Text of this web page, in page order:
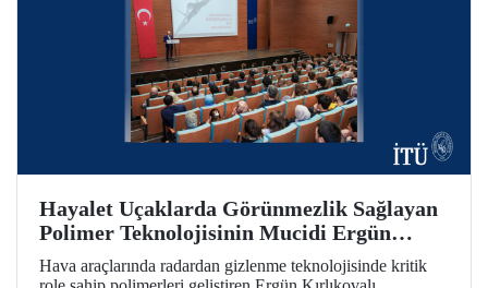
Hayalet Uçaklarda Görünmezlik Sağlayan
Polimer Teknolojisinin Mucidi Ergün
Kırlıkovalı, İTÜ’deydi
Hava araçlarında radardan gizlenme teknolojisinde kritik